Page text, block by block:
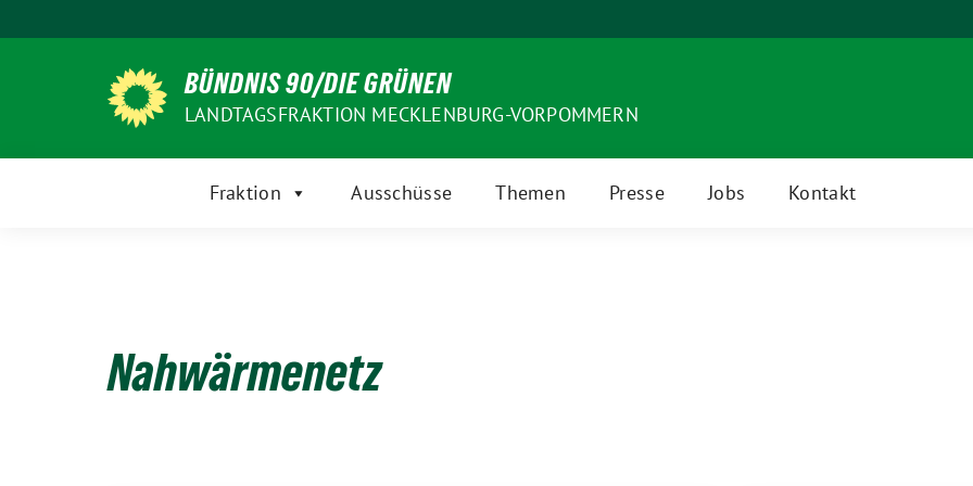
zum
BÜNDNIS 90/DIE GRÜNEN
LANDTAGSFRAKTION MECKLENBURG-VORPOMMERN
Fraktion Ausschüsse Themen Presse Jobs Kontakt
Nahwärmenetz